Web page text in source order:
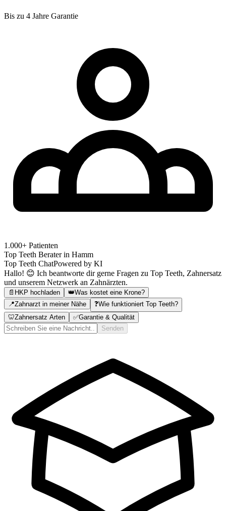
Bis zu 4 Jahre Garantie
1.000+ Patienten
Top Teeth Berater in Hamm
Top Teeth ChatPowered by KI
Hallo! 😊 Ich beantworte dir gerne Fragen zu Top Teeth, Zahnersatz
und unserem Netzwerk an Zahnärzten.
📄 HKP hochladen 👑Was kostet eine Krone?
📍Zahnarzt in meiner Nähe ❓Wie funktioniert Top Teeth?
🦷Zahnersatz Arten ✅Garantie & Qualität
Senden